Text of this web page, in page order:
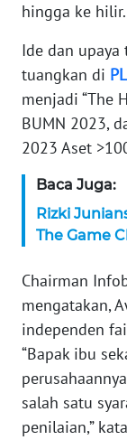
hingga ke hilir.
Ide dan
tuangkan di
menjadi “The
BUMN 2023,
2023 Aset
Baca Juga:
Rizki
The Game
Chairman
mengatakan,
independen
“Bapak ibu
salah satu
penilaian,”
DISCLAIMER
News
Regional
WN
WN
JAKARTA
WN
WN
BANTEN
WN
NTT